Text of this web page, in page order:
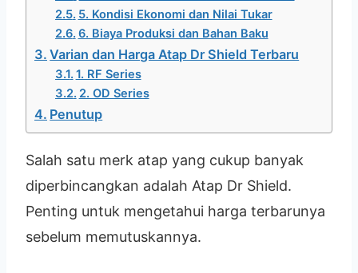
5. Kondisi Ekonomi dan Nilai Tukar
6. Biaya Produksi dan Bahan Baku
Varian dan Harga Atap Dr Shield Terbaru
1. RF Series
2. OD Series
Penutup
Salah satu merk atap yang cukup banyak
diperbincangkan adalah Atap Dr Shield.
Penting untuk mengetahui harga terbarunya
sebelum memutuskannya.